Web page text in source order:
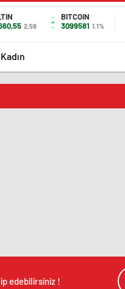
2,59
BITCOIN
3099581 1.1%
Kadın
edebilirsiniz !